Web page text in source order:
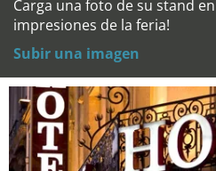
Carga una foto de su stand
impresiones de la feria!
Subir una imagen